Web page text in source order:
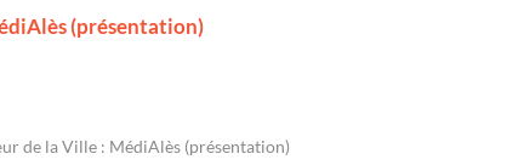
(présentation)
de la Ville : MédiAlès (présentation)